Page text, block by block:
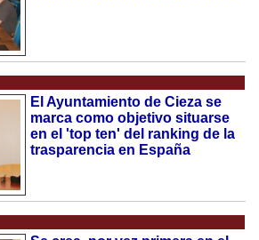
El Ayuntamiento de Cieza se
marca como objetivo situarse
en el 'top ten' del ranking de la
trasparencia en España